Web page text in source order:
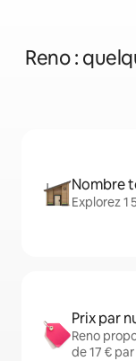
Reno :
Nombre
Explorez 1
Prix par
Reno
de 17 €